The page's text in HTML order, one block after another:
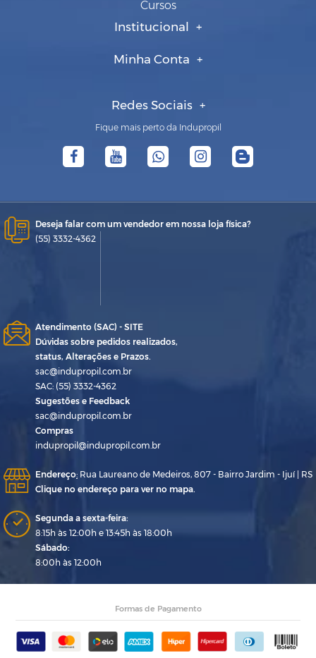
Cursos
Institucional
Minha Conta
Redes Sociais
Fique mais perto da Indupropil
Deseja falar com um vendedor em nossa loja física?
(55) 3332-4362
Atendimento (SAC) - SITE
Dúvidas sobre pedidos realizados,
status, Alterações e Prazos.
sac@indupropil.com.br
SAC: (55) 3332-4362
Sugestões e Feedback
sac@indupropil.com.br
Compras
indupropil@indupropil.com.br
Endereço: Rua Laureano de Medeiros, 807 - Bairro Jardim - Ijuí | RS
Clique no endereço para ver no mapa.
Segunda a sexta-feira:
8:15h às 12:00h e 13:45h às 18:00h
Sábado:
8:00h às 12:00h
Formas de Pagamento